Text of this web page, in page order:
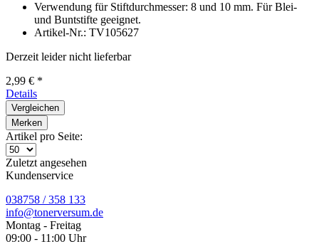
Verwendung für Stiftdurchmesser: 8 und 10 mm. Für Blei-
und Buntstifte geeignet.
Artikel-Nr.: TV105627
Derzeit leider nicht lieferbar
2,99 € *
Details
Vergleichen
Merken
Artikel pro Seite:
Zuletzt angesehen
Kundenservice
038758 / 358 133
info@tonerversum.de
Montag - Freitag
09:00 - 11:00 Uhr